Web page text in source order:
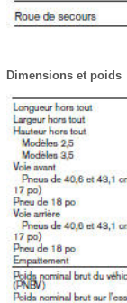
Dimensions et poids